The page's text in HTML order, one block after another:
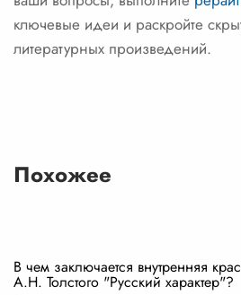
ключевые идеи и раскройте
литературных произведений.
Похожее
В чем заключается внутренняя
А.Н. Толстого "Русский характер"?